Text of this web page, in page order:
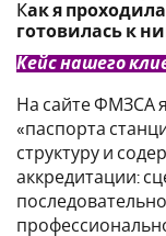
Как я
готовилась к
Кейс нашего
На сайте ФМЗСА
«паспорта
структуру и
аккредитации: